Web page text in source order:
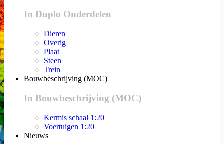
In Duplo Onderdelen
Dieren
Overig
Plaat
Steen
Trein
Bouwbeschrijving (MOC)
In Bouwbeschrijving (MOC)
Kermis schaal 1:20
Voertuigen 1:20
Nieuws